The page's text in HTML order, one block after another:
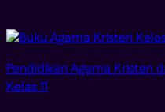
Pendidikan Agama Kristen
Kelas 11